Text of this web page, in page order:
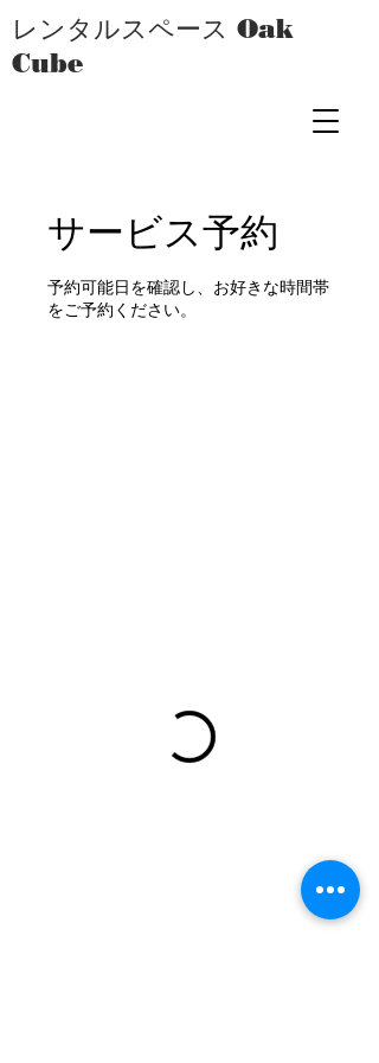
レンタルスペース Oak
Cube
サービス予約
予約可能日を確認し、お好きな時間帯
をご予約ください。